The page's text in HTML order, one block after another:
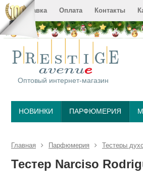
Доставка Оплата Контакты
Оптовый интернет-магазин
НОВИНКИ ПАРФЮМЕРИЯ
Главная Парфюмерия Тестеры
Тестер Narciso